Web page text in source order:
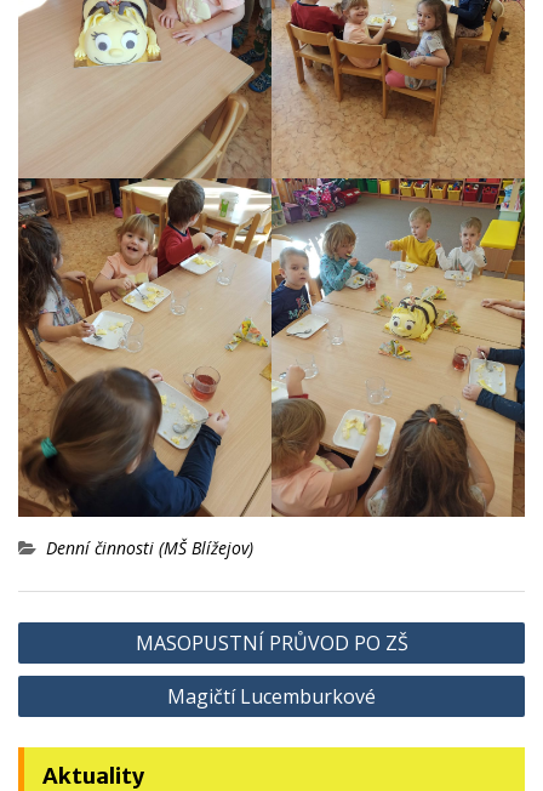
Denní činnosti (MŠ Blížejov)
Navigace
pro
MASOPUSTNÍ PRŮVOD PO ZŠ
Magičtí Lucemburkové
Aktuality